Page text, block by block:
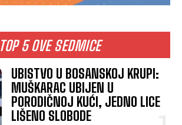
TOP 5 OVE SEDMICE
UBISTVO U BOSANSKOJ KRUPI:
MUŠKARAC UBIJEN U
PORODIČNOJ KUĆI, JEDNO LICE
LIŠENO SLOBODE